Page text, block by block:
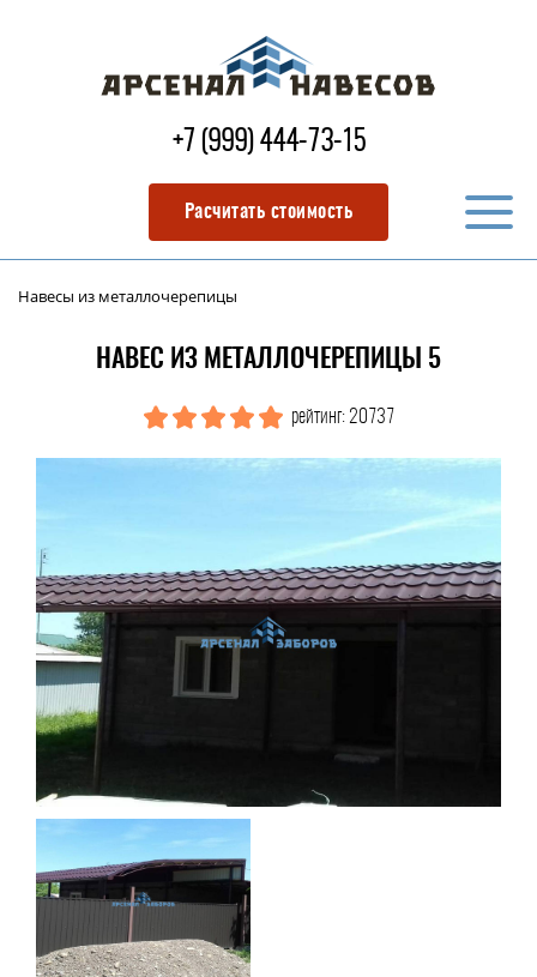
+7 (999) 444-73-15
Расчитать стоимость
Навесы из металлочерепицы
НАВЕС ИЗ МЕТАЛЛОЧЕРЕПИЦЫ 5
рейтинг: 20737